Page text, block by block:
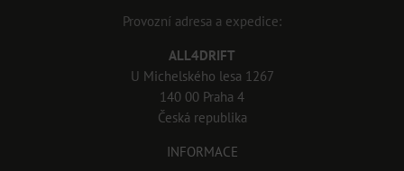
Provozní adresa a expedice:
ALL4DRIFT
U Michelského lesa 1267
140 00 Praha 4
Česká republika
INFORMACE